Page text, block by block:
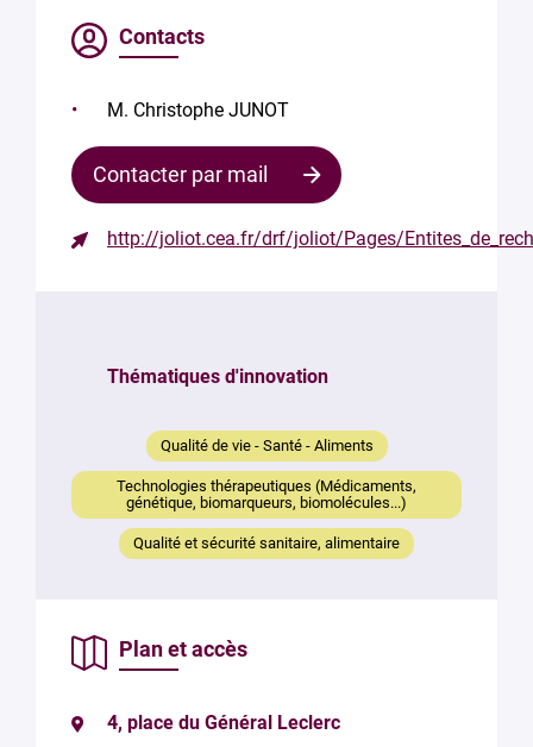
Contacts
M. Christophe JUNOT
Contacter par mail
Votre
Votre
message
*
En soumettant
http://joliot.cea.fr/drf/joliot/Pages/
Thématiques d'innovation
Qualité de vie - Santé - Aliments
Technologies thérapeutiques (Médicaments,
génétique, biomarqueurs, biomolécules...)
Qualité et sécurité sanitaire, alimentaire
Plan et accès
4, place du Général Leclerc